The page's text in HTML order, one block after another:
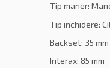
Tip maner:
Tip inchidere:
Backset: 35 mm
Interax: 85 mm